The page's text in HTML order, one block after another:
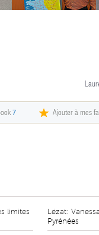
7 Ajouter à mes
limites
Lézat:
Pyrénées